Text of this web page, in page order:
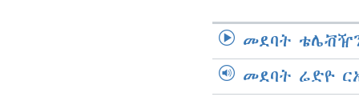
መደባት
መደባት ሬድዮ